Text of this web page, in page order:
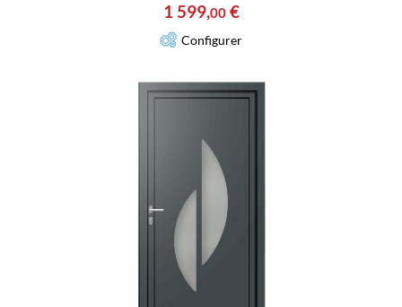
1 599,00 €
Configurer